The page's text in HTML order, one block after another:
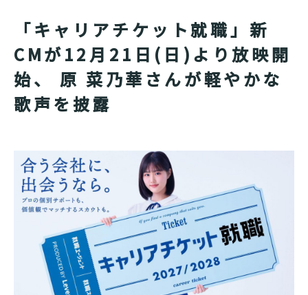
「キャリアチケット就職」新
CMが12月21日(日)より放映開
始、 原 菜乃華さんが軽やかな
歌声を披露